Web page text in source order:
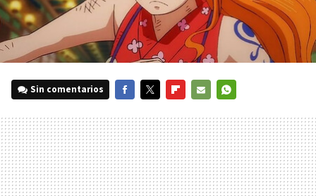
Sin comentarios
MAIL